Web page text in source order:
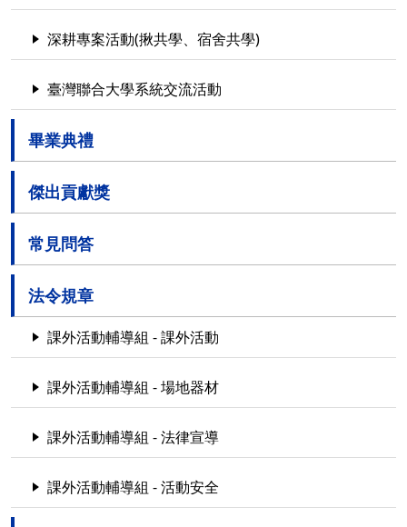
深耕專案活動(揪共學、宿舍共學)
臺灣聯合大學系統交流活動
畢業典禮
傑出貢獻獎
常見問答
法令規章
課外活動輔導組 - 課外活動
課外活動輔導組 - 場地器材
課外活動輔導組 - 法律宣導
課外活動輔導組 - 活動安全